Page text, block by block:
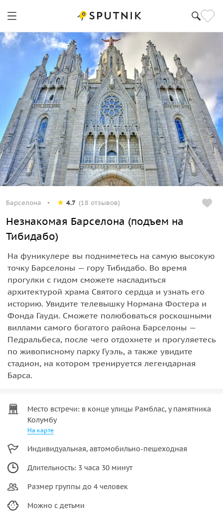
Барселона 4.7 (18 отзывов)
Незнакомая Барселона (подъем на
Тибидабо)
На фуникулере вы подниметесь на самую высокую
точку Барселоны — гору Тибидабо. Во время
прогулки с гидом сможете насладиться
архитектурой храма Святого сердца и узнать его
историю. Увидите телевышку Нормана Фостера и
Фонда Гауди. Сможете полюбоваться роскошными
виллами самого богатого района Барселоны —
Педральбеса, после чего отдохнете и прогуляетесь
по живописному парку Гуэль, а также увидите
стадион, на котором тренируется легендарная
Барса.
Место встречи: в конце улицы Рамблас, у памятника
Колумбу
На карте
Индивидуальная, автомобильно-пешеходная
Длительность: 3 часа 30 минут
Размер группы до 4 человек
Можно с детьми